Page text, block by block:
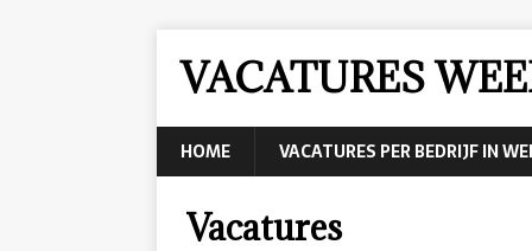
VACATURES
HOME VACATURES PER BEDRIJF IN
Vacatures